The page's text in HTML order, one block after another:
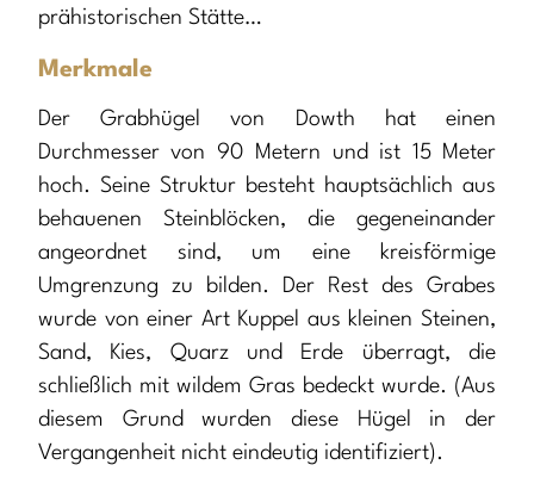
prähistorischen Stätte…
Merkmale
Der Grabhügel von Dowth hat einen
Durchmesser von 90 Metern und ist 15 Meter
hoch. Seine Struktur besteht hauptsächlich aus
behauenen Steinblöcken, die gegeneinander
angeordnet sind, um eine kreisförmige
Umgrenzung zu bilden. Der Rest des Grabes
wurde von einer Art Kuppel aus kleinen Steinen,
Sand, Kies, Quarz und Erde überragt, die
schließlich mit wildem Gras bedeckt wurde. (Aus
diesem Grund wurden diese Hügel in der
Vergangenheit nicht eindeutig identifiziert).